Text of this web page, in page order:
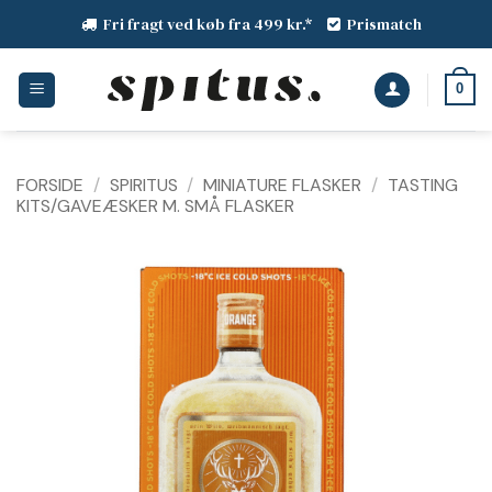
indhold
Fri fragt ved køb fra 499 kr.* Prismatch
0
FORSIDE / SPIRITUS / MINIATURE FLASKER / TASTING
KITS/GAVEÆSKER M. SMÅ FLASKER